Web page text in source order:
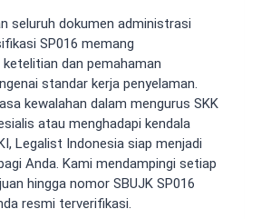
seluruh dokumen administrasi
SP016 memang
dan pemahaman
standar kerja penyelaman.
kewalahan dalam mengurus SKK
atau menghadapi kendala
Legalist Indonesia siap menjadi
Anda. Kami mendampingi setiap
hingga nomor SBUJK SP016
resmi terverifikasi.